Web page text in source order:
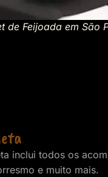
de Feijoada em São
inclui todos os
e muito mais.